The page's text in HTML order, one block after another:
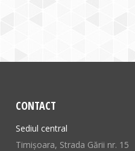
CONTACT
Sediul central
Timișoara, Strada Gării nr. 15